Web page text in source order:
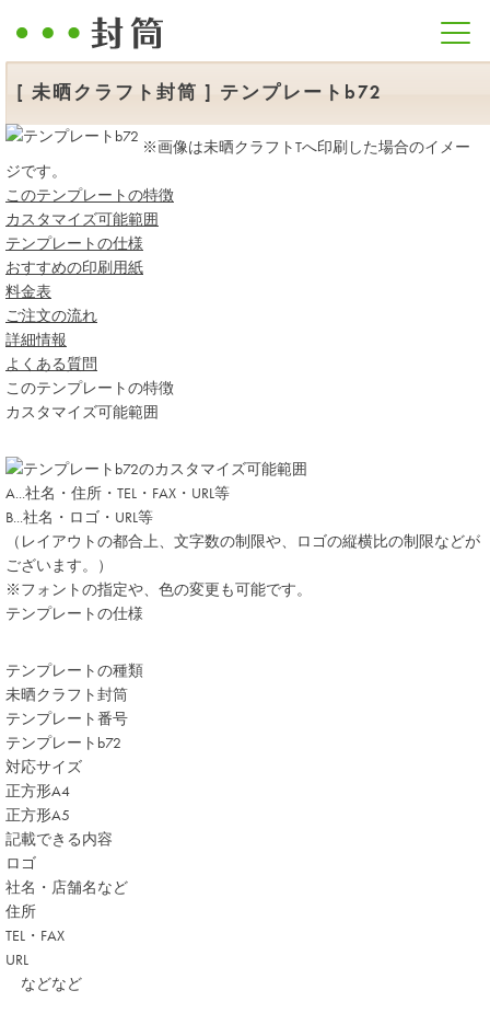
[ 未晒クラフト封筒 ] テンプレートb72
※画像は未晒クラフトTへ印刷した場合のイメー
ジです。
このテンプレートの特徴
カスタマイズ可能範囲
テンプレートの仕様
おすすめの印刷用紙
料金表
ご注文の流れ
詳細情報
よくある質問
このテンプレートの特徴
カスタマイズ可能範囲
A...社名・住所・TEL・FAX・URL等
B...社名・ロゴ・URL等
（レイアウトの都合上、文字数の制限や、ロゴの縦横比の制限などが
ございます。）
※フォントの指定や、色の変更も可能です。
テンプレートの仕様
テンプレートの種類
未晒クラフト封筒
テンプレート番号
テンプレートb72
対応サイズ
正方形A4
正方形A5
記載できる内容
ロゴ
社名・店舗名など
住所
TEL・FAX
URL
などなど